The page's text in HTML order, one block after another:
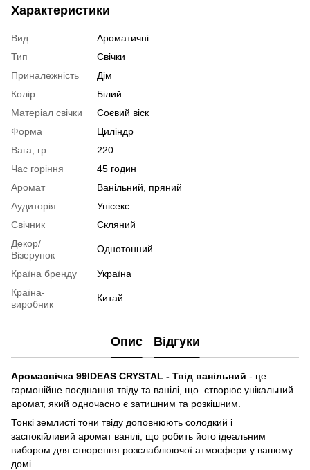
Характеристики
Вид
Ароматичні
Тип
Свічки
Приналежність
Дім
Колір
Білий
Матеріал свічки
Соєвий віск
Форма
Циліндр
Вага, гр
220
Час горіння
45 годин
Аромат
Ванільний, пряний
Аудиторія
Унісекс
Свічник
Скляний
Декор/
Візерунок
Однотонний
Країна бренду
Україна
Країна-
виробник
Китай
Опис Відгуки
Аромасвічка 99IDEAS CRYSTAL - Твід ванільний - це
гармонійне поєднання твіду та ванілі, що створює унікальний
аромат, який одночасно є затишним та розкішним.
Тонкі землисті тони твіду доповнюють солодкий і
заспокійливий аромат ванілі, що робить його ідеальним
вибором для створення розслаблюючої атмосфери у вашому
домі.